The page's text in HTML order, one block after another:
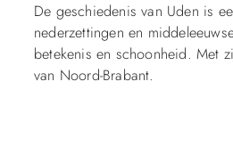
De geschiedenis van Uden is
nederzettingen en
betekenis en schoonheid. Met
van Noord-Brabant.